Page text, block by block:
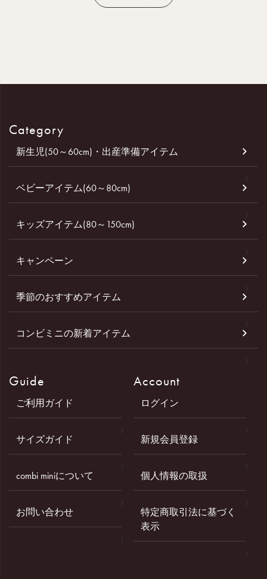
Category
新生児(50～60cm)・出産準備アイテム
ベビーアイテム(60～80cm)
キッズアイテム(80～150cm)
キャンペーン
季節のおすすめアイテム
コンビミニの新着アイテム
Guide
ご利用ガイド
サイズガイド
combi miniについて
お問い合わせ
Account
ログイン
新規会員登録
個人情報の取扱
特定商取引法に基づく
表示